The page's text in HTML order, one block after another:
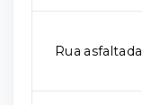
Rua asfaltada